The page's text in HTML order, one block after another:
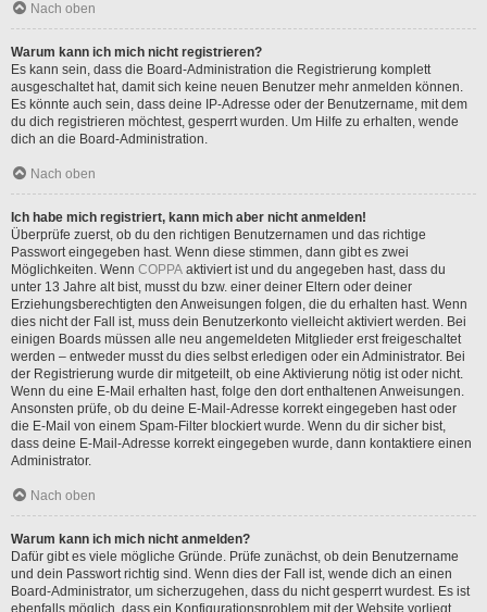
Nach oben
Warum kann ich mich nicht registrieren?
Es kann sein, dass die Board-Administration die Registrierung komplett
ausgeschaltet hat, damit sich keine neuen Benutzer mehr anmelden können.
Es könnte auch sein, dass deine IP-Adresse oder der Benutzername, mit dem
du dich registrieren möchtest, gesperrt wurden. Um Hilfe zu erhalten, wende
dich an die Board-Administration.
Nach oben
Ich habe mich registriert, kann mich aber nicht anmelden!
Überprüfe zuerst, ob du den richtigen Benutzernamen und das richtige
Passwort eingegeben hast. Wenn diese stimmen, dann gibt es zwei
Möglichkeiten. Wenn COPPA aktiviert ist und du angegeben hast, dass du
unter 13 Jahre alt bist, musst du bzw. einer deiner Eltern oder deiner
Erziehungsberechtigten den Anweisungen folgen, die du erhalten hast. Wenn
dies nicht der Fall ist, muss dein Benutzerkonto vielleicht aktiviert werden. Bei
einigen Boards müssen alle neu angemeldeten Mitglieder erst freigeschaltet
werden – entweder musst du dies selbst erledigen oder ein Administrator. Bei
der Registrierung wurde dir mitgeteilt, ob eine Aktivierung nötig ist oder nicht.
Wenn du eine E-Mail erhalten hast, folge den dort enthaltenen Anweisungen.
Ansonsten prüfe, ob du deine E-Mail-Adresse korrekt eingegeben hast oder
die E-Mail von einem Spam-Filter blockiert wurde. Wenn du dir sicher bist,
dass deine E-Mail-Adresse korrekt eingegeben wurde, dann kontaktiere einen
Administrator.
Nach oben
Warum kann ich mich nicht anmelden?
Dafür gibt es viele mögliche Gründe. Prüfe zunächst, ob dein Benutzername
und dein Passwort richtig sind. Wenn dies der Fall ist, wende dich an einen
Board-Administrator, um sicherzugehen, dass du nicht gesperrt wurdest. Es ist
ebenfalls möglich, dass ein Konfigurationsproblem mit der Website vorliegt,